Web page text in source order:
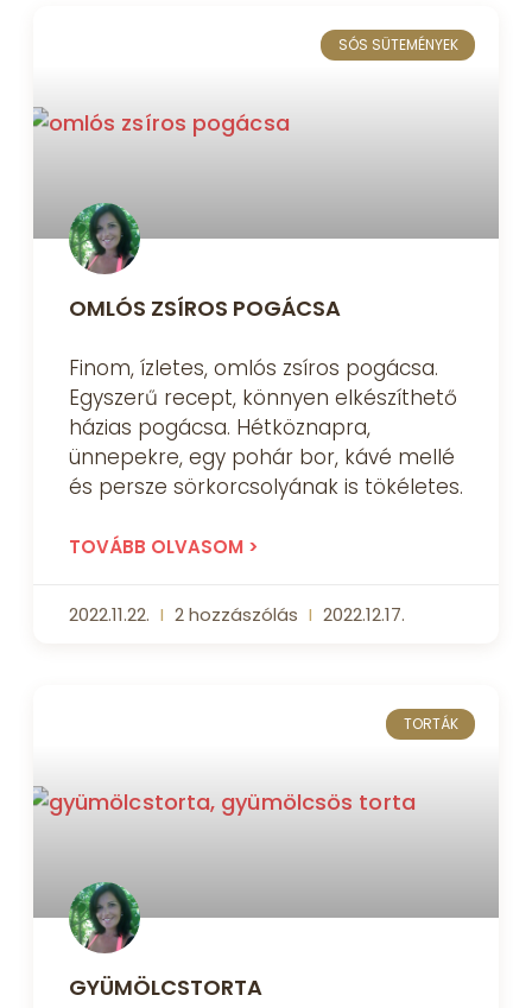
SÓS SÜTEMÉNYEK
OMLÓS ZSÍROS POGÁCSA
Finom, ízletes, omlós zsíros pogácsa.
Egyszerű recept, könnyen elkészíthető
házias pogácsa. Hétköznapra,
ünnepekre, egy pohár bor, kávé mellé
és persze sörkorcsolyának is tökéletes.
TOVÁBB OLVASOM >
2022.11.22. 2 hozzászólás 2022.12.17.
TORTÁK
GYÜMÖLCSTORTA